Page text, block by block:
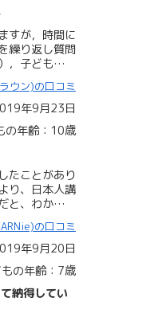
すが，時間に
繰り返し質問
，子ども…
ウン)の口コミ
年9月23日
の年齢：10歳
たことがあり
り、日本人講
と、わか…
の口コミ
年9月20日
もの年齢：7歳
納得してい